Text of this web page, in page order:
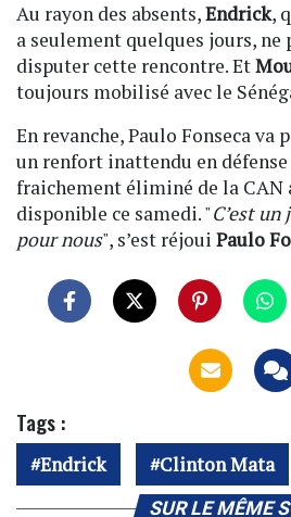
Au rayon des absents,Endrick,
a seulement quelques jours, ne
disputer cette rencontre. Et
toujours mobilisé avec le
En revanche, Paulo Fonseca
un renfort inattendu en défense
fraichement éliminé de la CAN
disponible ce samedi. "C’est
pour nous", s’est réjoui Paulo
Tags :
Endrick Clinton Mata
SUR LE MÊME